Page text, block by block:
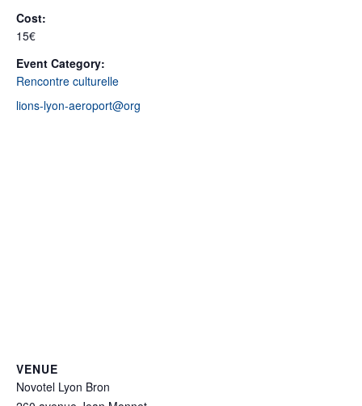
Cost:
15€
Event Category:
Rencontre culturelle
lions-lyon-aeroport@org
VENUE
Novotel Lyon Bron